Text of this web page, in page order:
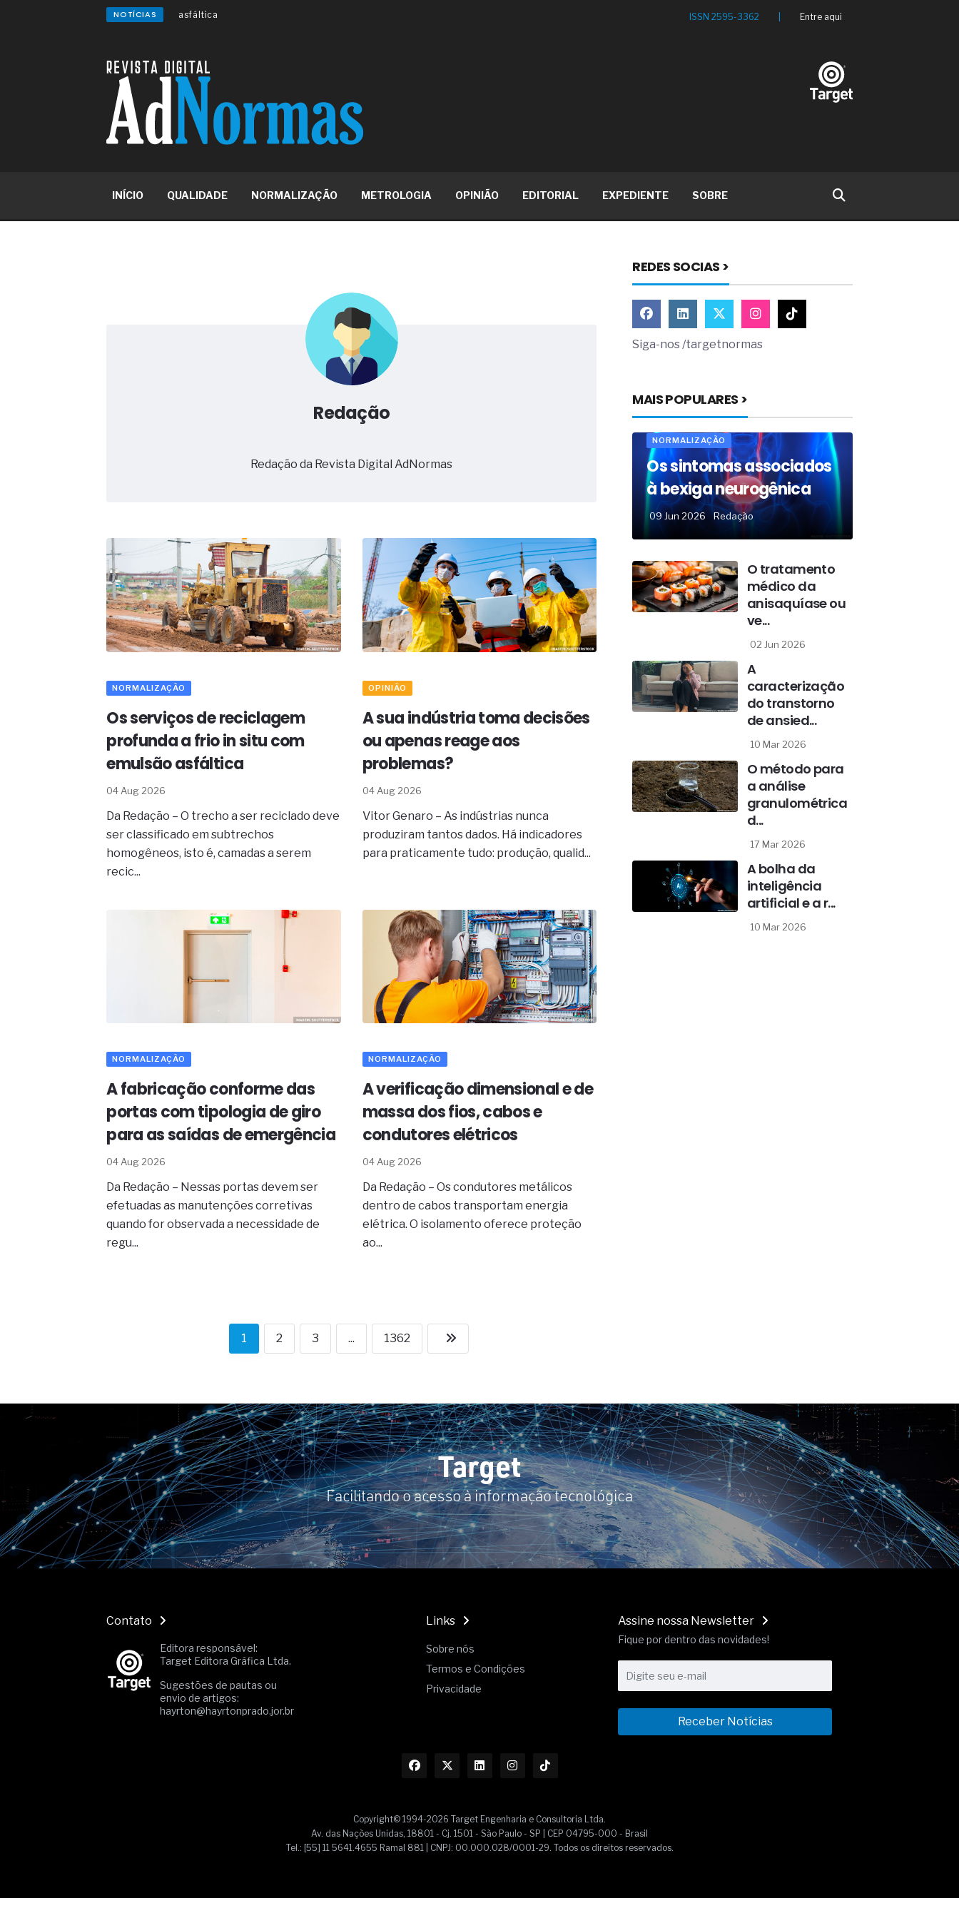
NOTÍCIAS
Os gestores da ABNT litigam de má-fé para tentar criar uma
A prevenção clínica da coceira no ânus
Os sintomas clínicos do teratoma de ovário
O tratamento médico da síndrome da fadiga crônica
As causas médicas da queda dos cabelos ou calvície
Quando a gestão é o obstáculo para o resultado positivo
Os procedimentos para a inspeção em estruturas hidráulicas de
O desenvolvimento de indicadores nas atividades de
A próxima vantagem competitiva não está no modelo de IA
A IA elevou a régua do comprador B2B e a venda complexa
A verificação dimensional e de massa dos fios, cabos e
A fabricação conforme das portas com tipologia de giro para as
Os serviços de reciclagem profunda a frio in situ com emulsão
reserva de mercado sobre as NBR ISO
Os critérios médicos da síndrome metabólica
Quando a gestão é o obstáculo para o resultado positivo
Os procedimentos para a inspeção em estruturas hidráulicas de
concreto de obras
O movimento regular reduz em 19% o risco de morte precoce e
melhora o metabolismo
O desenvolvimento de indicadores nas atividades de
governança das organizações
As variações dimensionais dos produtos de materiais
A próxima vantagem competitiva não está no modelo de IA
A IA elevou a régua do comprador B2B e a venda complexa
ficou ainda mais humana
ISSN 2595-3362 Entre aqui
INÍCIO QUALIDADE NORMALIZAÇÃO METROLOGIA OPINIÃO EDITORIAL EXPEDIENTE SOBRE
Redação
Redação da Revista Digital AdNormas
NORMALIZAÇÃO
Os serviços de reciclagem
profunda a frio in situ com
emulsão asfáltica
04 Aug 2026
Da Redação – O trecho a ser reciclado deve
ser classificado em subtrechos
homogêneos, isto é, camadas a serem
recic...
OPINIÃO
A sua indústria toma decisões
ou apenas reage aos
problemas?
04 Aug 2026
Vitor Genaro – As indústrias nunca
produziram tantos dados. Há indicadores
para praticamente tudo: produção, qualid...
NORMALIZAÇÃO
A fabricação conforme das
portas com tipologia de giro
para as saídas de emergência
04 Aug 2026
Da Redação – Nessas portas devem ser
efetuadas as manutenções corretivas
quando for observada a necessidade de
regu...
NORMALIZAÇÃO
A verificação dimensional e de
massa dos fios, cabos e
condutores elétricos
04 Aug 2026
Da Redação – Os condutores metálicos
dentro de cabos transportam energia
elétrica. O isolamento oferece proteção
ao...
1 2 3 ... 1362
REDES SOCIAS >
Siga-nos /targetnormas
MAIS POPULARES >
NORMALIZAÇÃO
Os sintomas associados
à bexiga neurogênica
09 Jun 2026 Redação
O tratamento
médico da
anisaquíase ou
ve...
02 Jun 2026
A
caracterização
do transtorno
de ansied...
10 Mar 2026
O método para
a análise
granulométrica
d...
17 Mar 2026
A bolha da
inteligência
artificial e a r...
10 Mar 2026
Target
Facilitando o acesso à informação tecnológica
Contato
Editora responsável:
Target Editora Gráfica Ltda.
Sugestões de pautas ou
envio de artigos:
hayrton@hayrtonprado.jor.br
Links
Sobre nós
Termos e Condições
Privacidade
Assine nossa Newsletter
Fique por dentro das novidades!
Receber Notícias
Copyright© 1994-2026 Target Engenharia e Consultoria Ltda.
Av. das Nações Unidas, 18801 - Cj. 1501 - São Paulo - SP | CEP 04795-000 - Brasil
Tel.: [55] 11 5641.4655 Ramal 881 | CNPJ: 00.000.028/0001-29. Todos os direitos reservados.